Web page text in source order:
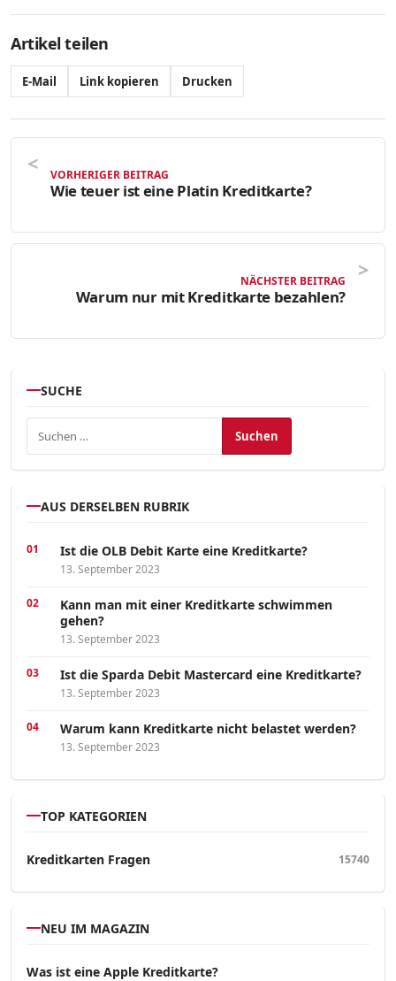
Artikel teilen
E-Mail Link kopieren Drucken
VORHERIGER BEITRAG
Wie teuer ist eine Platin Kreditkarte?
NÄCHSTER BEITRAG
Warum nur mit Kreditkarte bezahlen?
SUCHE
AUS DERSELBEN RUBRIK
Ist die OLB Debit Karte eine Kreditkarte?
13. September 2023
Kann man mit einer Kreditkarte schwimmen
gehen?
13. September 2023
Ist die Sparda Debit Mastercard eine Kreditkarte?
13. September 2023
Warum kann Kreditkarte nicht belastet werden?
13. September 2023
TOP KATEGORIEN
Kreditkarten Fragen 15740
NEU IM MAGAZIN
Was ist eine Apple Kreditkarte?